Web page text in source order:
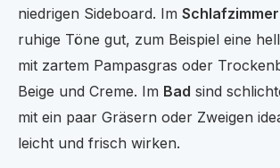
niedrigen Sideboard. Im Schlafzimmer
ruhige Töne gut, zum Beispiel eine
mit zartem Pampasgras oder
Beige und Creme. Im Bad sind
mit ein paar Gräsern oder Zweigen
leicht und frisch wirken.